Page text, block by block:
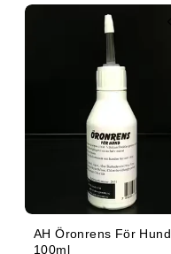
AH Öronrens För Hund
100ml